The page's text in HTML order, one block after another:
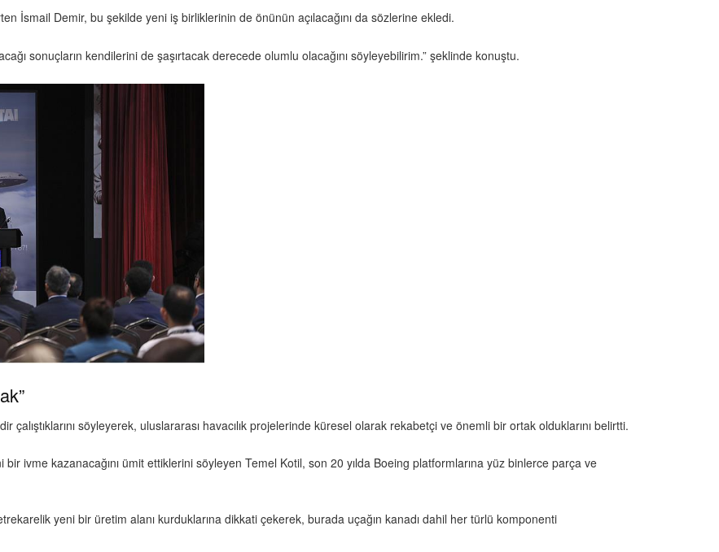
İsmail Demir, bu şekilde yeni iş birliklerinin de önünün açılacağını da sözlerine ekledi.
sonuçların kendilerini de şaşırtacak derecede olumlu olacağını söyleyebilirim.” şeklinde konuştu.
söyleyerek, uluslararası havacılık projelerinde küresel olarak rekabetçi ve önemli bir ortak olduklarını belirtti.
bir ivme kazanacağını ümit ettiklerini söyleyen Temel Kotil, son 20 yılda Boeing platformlarına yüz binlerce parça ve
yeni bir üretim alanı kurduklarına dikkati çekerek, burada uçağın kanadı dahil her türlü komponenti